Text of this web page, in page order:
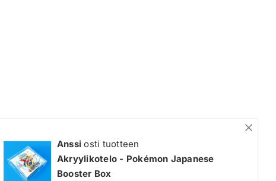
Anssi osti tuotteen
Akryylikotelo - Pokémon Japanese
Booster Box